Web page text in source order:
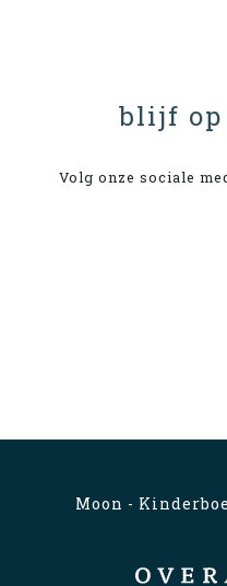
blijf op
Volg onze sociale
Moon -